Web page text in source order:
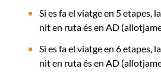
Si es fa el viatge en 5 etapes,
nit en ruta és en AD
Si es fa el viatge en 6 etapes,
nit en ruta és en AD